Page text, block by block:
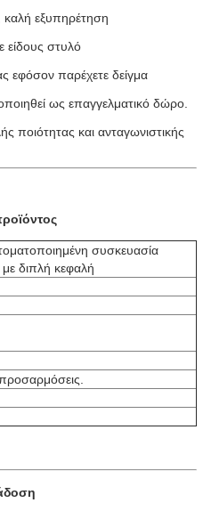
καλή εξυπηρέτηση
είδους στυλό
εφόσον παρέχετε δείγμα
ως επαγγελματικό δώρο.
ποιότητας και ανταγωνιστικής
συσκευασία
διπλή κεφαλή